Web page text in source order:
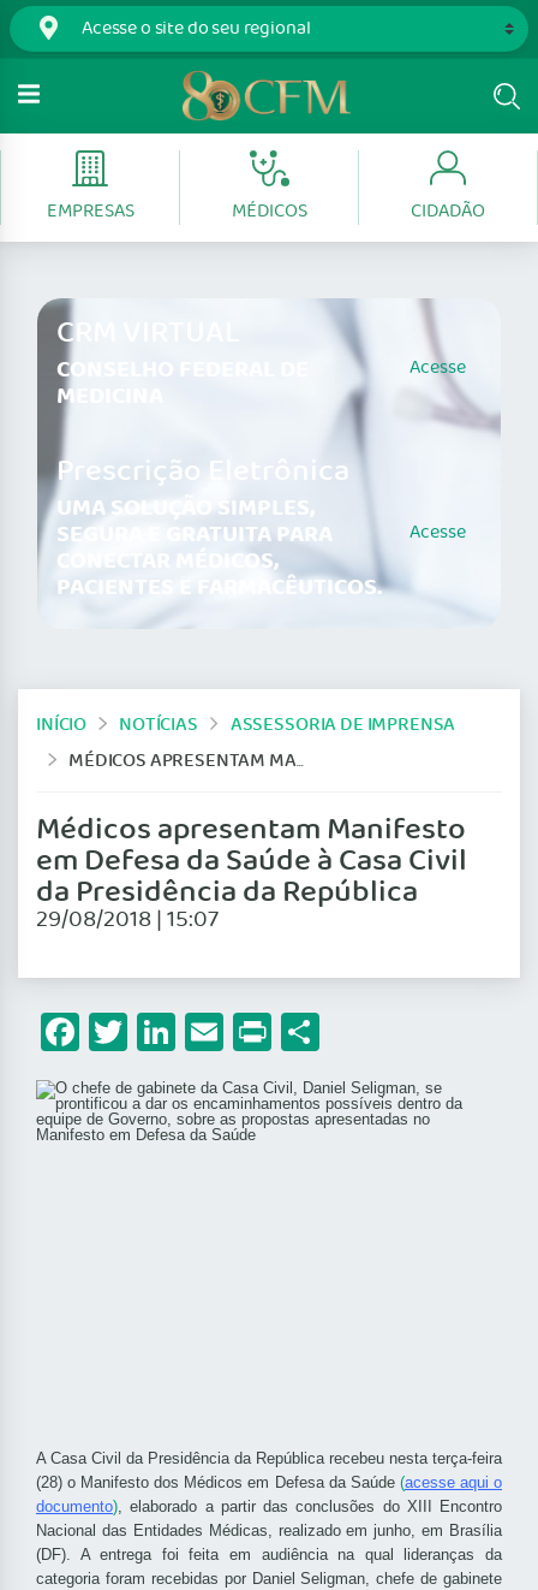
EMPRESAS MÉDICOS CIDADÃO
CRM VIRTUAL
CONSELHO FEDERAL DE
MEDICINA
Acesse
Prescrição Eletrônica
UMA SOLUÇÃO SIMPLES,
SEGURA E GRATUITA PARA
CONECTAR MÉDICOS,
PACIENTES E FARMACÊUTICOS.
Acesse
INÍCIO NOTÍCIAS
ASSESSORIA DE IMPRENSA
MÉDICOS APRESENTAM MANIFESTO EM DEFESA DA SAÚDE À CASA CIVIL DA PRESIDÊNCIA DA REPÚBLICA
Médicos apresentam Manifesto
em Defesa da Saúde à Casa Civil
da Presidência da República
29/08/2018 | 15:07
Facebook
Twitter
LinkedIn
Email
Print
A Casa Civil da Presidência da República recebeu nesta terça-feira
(28) o Manifesto dos Médicos em Defesa da Saúde (acesse aqui o
documento), elaborado a partir das conclusões do XIII Encontro
Nacional das Entidades Médicas, realizado em junho, em Brasília
(DF). A entrega foi feita em audiência na qual lideranças da
categoria foram recebidas por Daniel Seligman, chefe de gabinete